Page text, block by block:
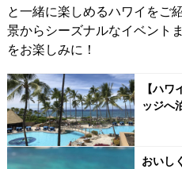
と一緒に楽しめるハワイをご
景からシーズナルなイベント
をお楽しみに！
【ハワ
ッジへ
おいし